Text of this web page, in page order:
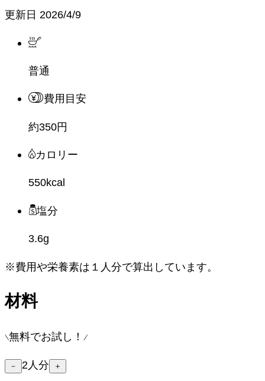
更新日 2026/4/9
普通
費用目安
約350円
カロリー
550kcal
塩分
3.6g
※費用や栄養素は １人分で算出しています。
材料
無料でお試し！
－ 2 人分 ＋